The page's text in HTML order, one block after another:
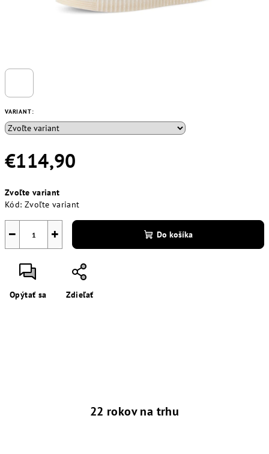
VARIANT:
€114,90
cena:
Zvoľte variant
Kód: Zvoľte variant
+
− Do košíka
Opýtať sa Zdieľať
22 rokov na trhu